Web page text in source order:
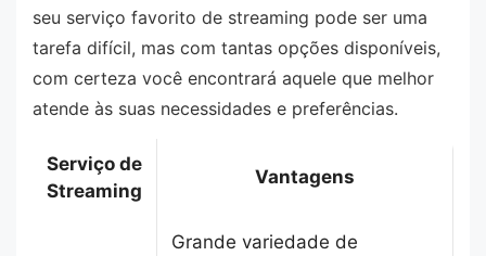
seu serviço favorito de streaming pode ser uma
tarefa difícil, mas com tantas opções disponíveis,
com certeza você encontrará aquele que melhor
atende às suas necessidades e preferências.
Serviço de
Streaming
Vantagens
Grande variedade de